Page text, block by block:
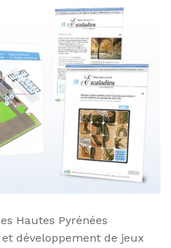
Hautes Pyrénées
développement de jeux